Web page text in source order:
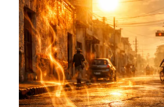
cambio
climático
en
Yucatán